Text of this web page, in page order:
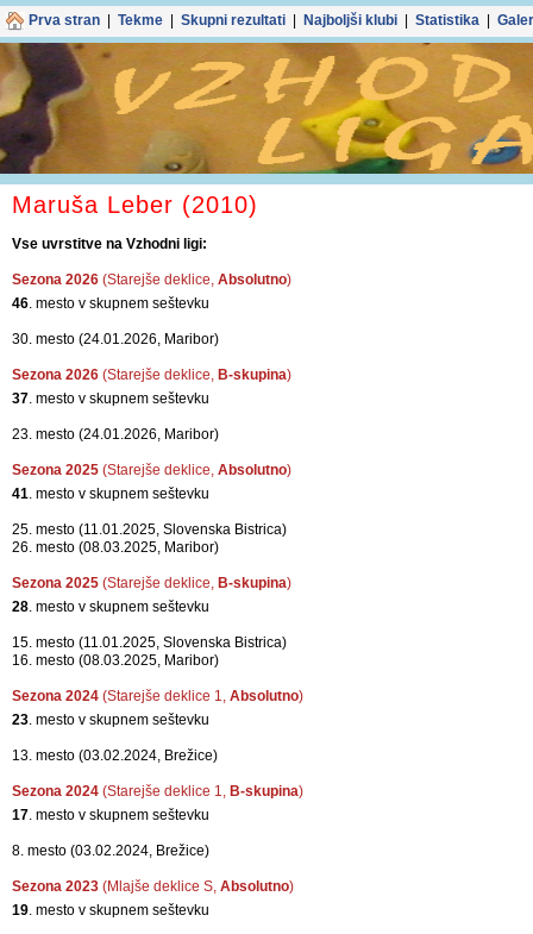
Prva stran Tekme Skupni rezultati Najboljši klubi Statistika
Maruša Leber (2010)
Vse uvrstitve na Vzhodni ligi:
Sezona 2026 (Starejše deklice, Absolutno)
46. mesto v skupnem seštevku
30. mesto (24.01.2026, Maribor)
Sezona 2026 (Starejše deklice, B-skupina)
37. mesto v skupnem seštevku
23. mesto (24.01.2026, Maribor)
Sezona 2025 (Starejše deklice, Absolutno)
41. mesto v skupnem seštevku
25. mesto (11.01.2025, Slovenska Bistrica)
26. mesto (08.03.2025, Maribor)
Sezona 2025 (Starejše deklice, B-skupina)
28. mesto v skupnem seštevku
15. mesto (11.01.2025, Slovenska Bistrica)
16. mesto (08.03.2025, Maribor)
Sezona 2024 (Starejše deklice 1, Absolutno)
23. mesto v skupnem seštevku
13. mesto (03.02.2024, Brežice)
Sezona 2024 (Starejše deklice 1, B-skupina)
17. mesto v skupnem seštevku
8. mesto (03.02.2024, Brežice)
Sezona 2023 (Mlajše deklice S, Absolutno)
19. mesto v skupnem seštevku